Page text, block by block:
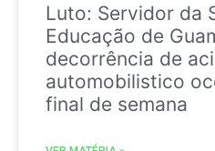
Luto: Servidor da
Educação de
decorrência de
automobilistico
final de semana